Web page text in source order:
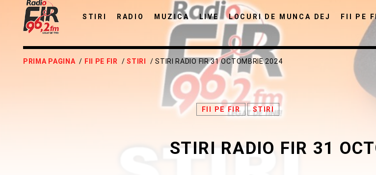
STIRI RADIO MUZICA LIVE LOCURI DE MUNCA DEJ FII PE
DISTRIBUIE
PRIMA PAGINA / FII PE FIR /STIRI / STIRI RADIO FIR 31 OCTOMBRIE 2024
FII PE FIR STIRI
STIRI RADIO FIR 31